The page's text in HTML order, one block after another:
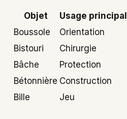
Objet Usage principal
Boussole
Orientation
Bistouri
Chirurgie
Bâche
Protection
Bétonnière Construction
Bille
Jeu